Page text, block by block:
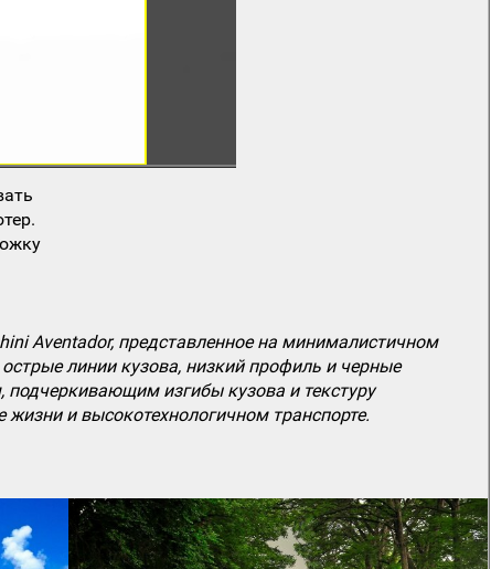
Aventador, представленное на минималистичном
линии кузова, низкий профиль и черные
изгибы кузова и текстуру
и высокотехнологичном транспорте.